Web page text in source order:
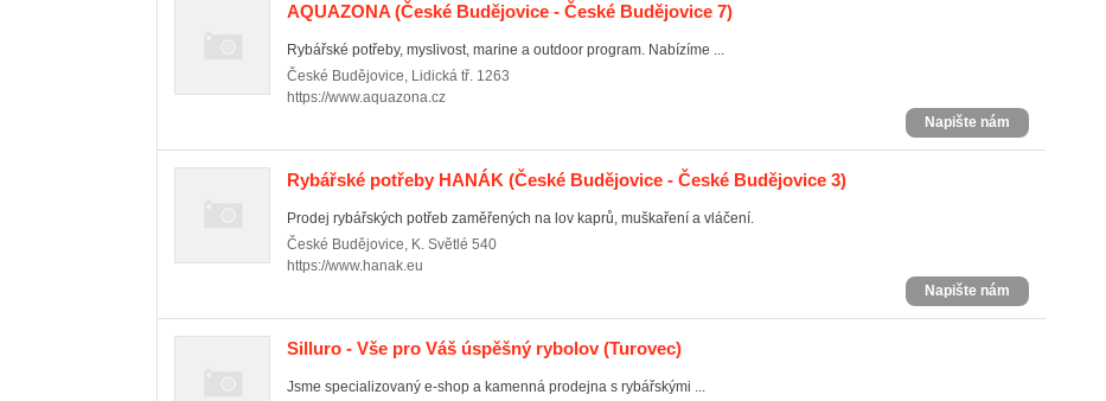
AQUAZONA (České Budějovice - České Budějovice 7)
Rybářské potřeby, myslivost, marine a outdoor program. Nabízíme ...
České Budějovice, Lidická tř. 1263
https://www.aquazona.cz
Napište nám
Rybářské potřeby HANÁK (České Budějovice - České Budějovice 3)
Prodej rybářských potřeb zaměřených na lov kaprů, muškaření a vláčení.
České Budějovice, K. Světlé 540
https://www.hanak.eu
Napište nám
Silluro - Vše pro Váš úspěšný rybolov(Turovec)
Jsme specializovaný e-shop a kamenná prodejna s rybářskými ...